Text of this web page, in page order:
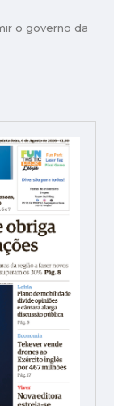
o governo da